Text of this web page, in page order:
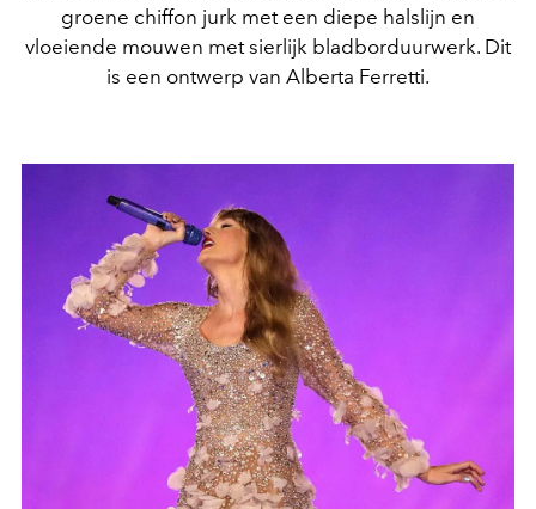
groene chiffon jurk met een diepe halslijn en
vloeiende mouwen met sierlijk bladborduurwerk. Dit
is een ontwerp van Alberta Ferretti.